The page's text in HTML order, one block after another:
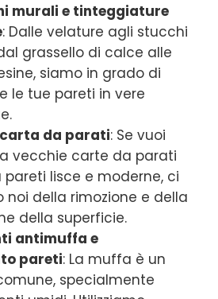
murali e tinteggiature
: Dalle velature agli stucchi
grassello di calce alle
siamo in grado di
le tue pareti in vere
carta da parati: Se vuoi
vecchie carte da parati
pareti lisce e moderne, ci
noi della rimozione e della
della superficie.
antimuffa e
pareti: La muffa è un
specialmente